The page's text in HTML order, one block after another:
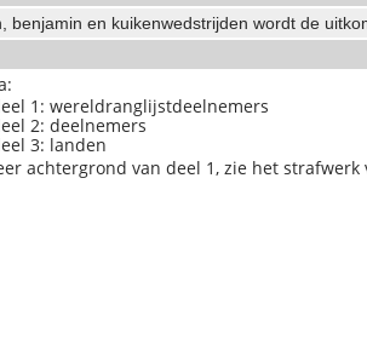
benjamin en kuikenwedstrijden wordt de
1: wereldranglijstdeelnemers
2: deelnemers
3: landen
achtergrond van deel 1, zie het strafwerk